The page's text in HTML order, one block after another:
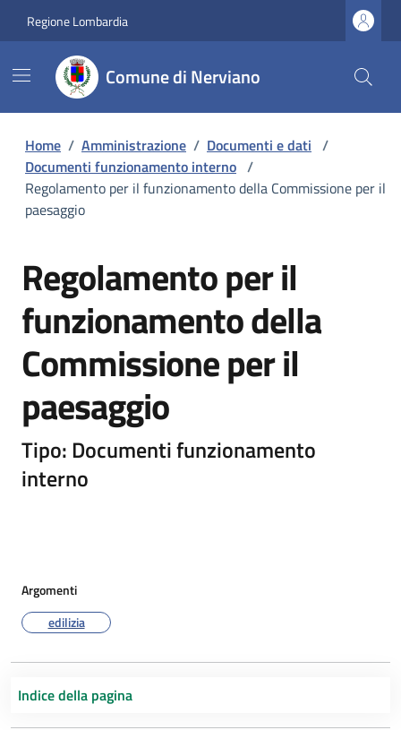
Regione Lombardia
Comune di Nerviano
Home / Amministrazione / Documenti e dati /
Documenti funzionamento interno /
Regolamento per il funzionamento della Commissione per il
paesaggio
Regolamento per il
funzionamento della
Commissione per il
paesaggio
Tipo: Documenti funzionamento
interno
Argomenti
edilizia
Indice della pagina